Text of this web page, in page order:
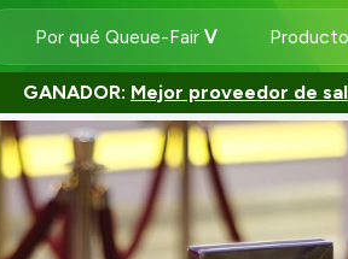
Por qué Queue-Fair
GANADOR: Mejor proveedor de